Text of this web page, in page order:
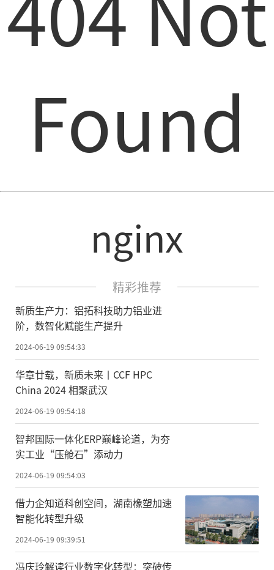
Found
nginx
精彩推荐
新质生产力：铝拓科技助力铝业进
阶，数智化赋能生产提升
2024-06-19 09:54:33
华章廿载，新质未来丨CCF HPC
China 2024 相聚武汉
2024-06-19 09:54:18
智邦国际一体化ERP巅峰论道，为夯
实工业“压舱石”添动力
2024-06-19 09:54:03
借力企知道科创空间，湖南橡塑加速
智能化转型升级
2024-06-19 09:39:51
冯庆玲解读行业数字化转型：突破传